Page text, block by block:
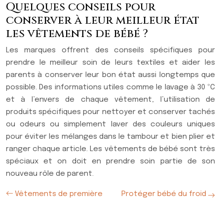
Quelques conseils pour
conserver à leur meilleur état
les vêtements de bébé ?
Les marques offrent des conseils spécifiques pour
prendre le meilleur soin de leurs textiles et aider les
parents à conserver leur bon état aussi longtemps que
possible. Des informations utiles comme le lavage à 30 ºC
et à l’envers de chaque vêtement, l’utilisation de
produits spécifiques pour nettoyer et conserver tachés
ou odeurs ou simplement laver des couleurs uniques
pour éviter les mélanges dans le tambour et bien plier et
ranger chaque article. Les vêtements de bébé sont très
spéciaux et on doit en prendre soin partie de son
nouveau rôle de parent.
Vêtements de première
Protéger bébé du froid